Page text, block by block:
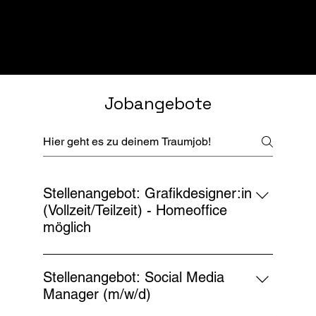
Jobangebote
Stellenangebot: Grafikdesigner:in
(Vollzeit/Teilzeit) - Homeoffice
möglich
Wir bei Q² Werbeagentur, ansässig im
kreativen Herzen von Gnarrenburg, sind auf
der Suche nach einer kreativen und
Stellenangebot: Social Media
Manager (m/w/d)